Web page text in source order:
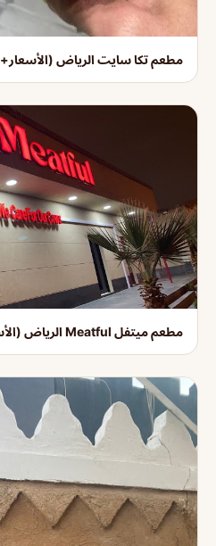
مطعم تكا سايت الرياض (الأسعار+
مطعم ميتفل Meatful الرياض (الأسعار+ المنيو+ الموقع)